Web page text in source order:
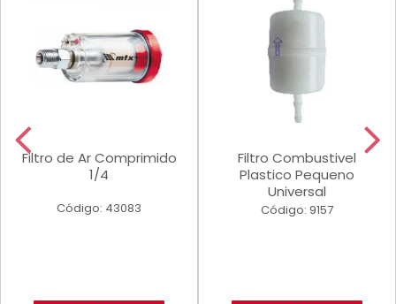
Filtro de Ar Comprimido
1/4
Código: 43083
Filtro Combustivel
Plastico Pequeno
Universal
Código: 9157